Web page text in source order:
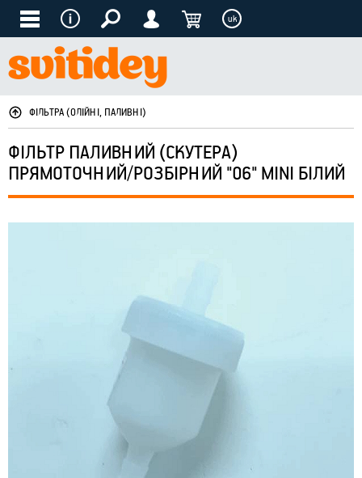
uk
ФІЛЬТРА (ОЛІЙНІ, ПАЛИВНІ)
ФІЛЬТР ПАЛИВНИЙ (СКУТЕРА)
ПРЯМОТОЧНИЙ/РОЗБІРНИЙ "06" MINI БІЛИЙ